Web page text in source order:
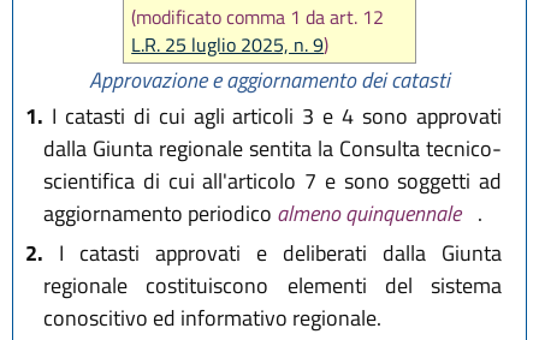
(modificato comma 1 da art. 12
L.R. 25 luglio 2025, n. 9)
Approvazione e aggiornamento dei catasti
1. I catasti di cui agli articoli 3 e 4 sono approvati
dalla Giunta regionale sentita la Consulta tecnico-
scientifica di cui all'articolo 7 e sono soggetti ad
aggiornamento periodico almeno quinquennale .
2. I catasti approvati e deliberati dalla Giunta
regionale costituiscono elementi del sistema
conoscitivo ed informativo regionale.